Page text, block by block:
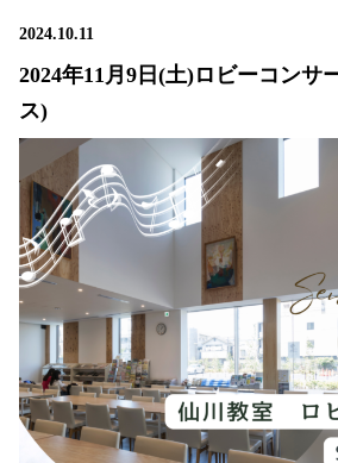
2024.10.11
2024年11月9日(土)ロビーコンサ
ス)